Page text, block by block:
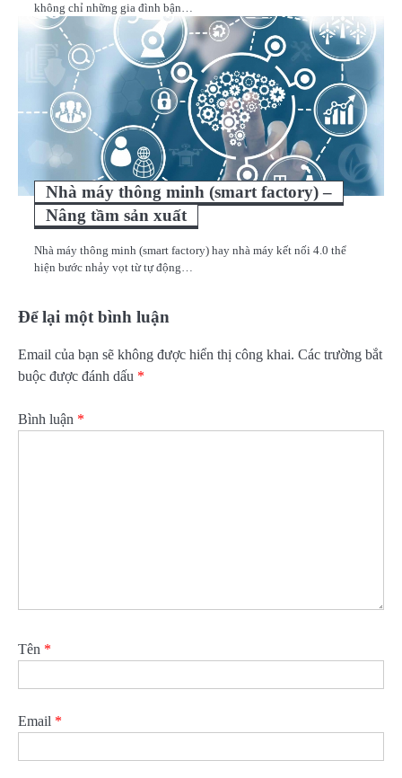
không chỉ những gia đình bận…
Nhà máy thông minh (smart factory) –
Nâng tầm sản xuất
Nhà máy thông minh (smart factory) hay nhà máy kết nối 4.0 thể
hiện bước nhảy vọt từ tự động…
Để lại một bình luận
Email của bạn sẽ không được hiển thị công khai. Các trường bắt
buộc được đánh dấu *
Bình luận *
Tên *
Email *